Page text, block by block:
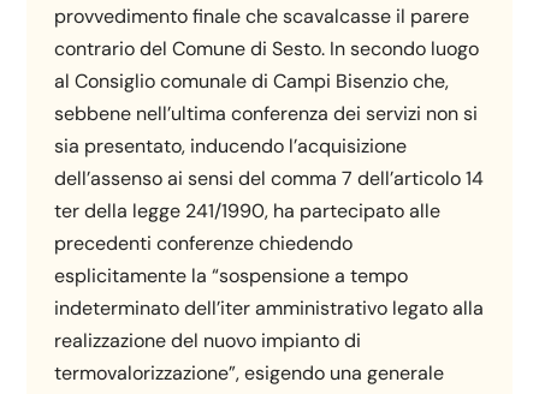
provvedimento finale che scavalcasse il parere
contrario del Comune di Sesto. In secondo luogo
al Consiglio comunale di Campi Bisenzio che,
sebbene nell’ultima conferenza dei servizi non si
sia presentato, inducendo l’acquisizione
dell’assenso ai sensi del comma 7 dell’articolo 14
ter della legge 241/1990, ha partecipato alle
precedenti conferenze chiedendo
esplicitamente la “sospensione a tempo
indeterminato dell’iter amministrativo legato alla
realizzazione del nuovo impianto di
termovalorizzazione”, esigendo una generale